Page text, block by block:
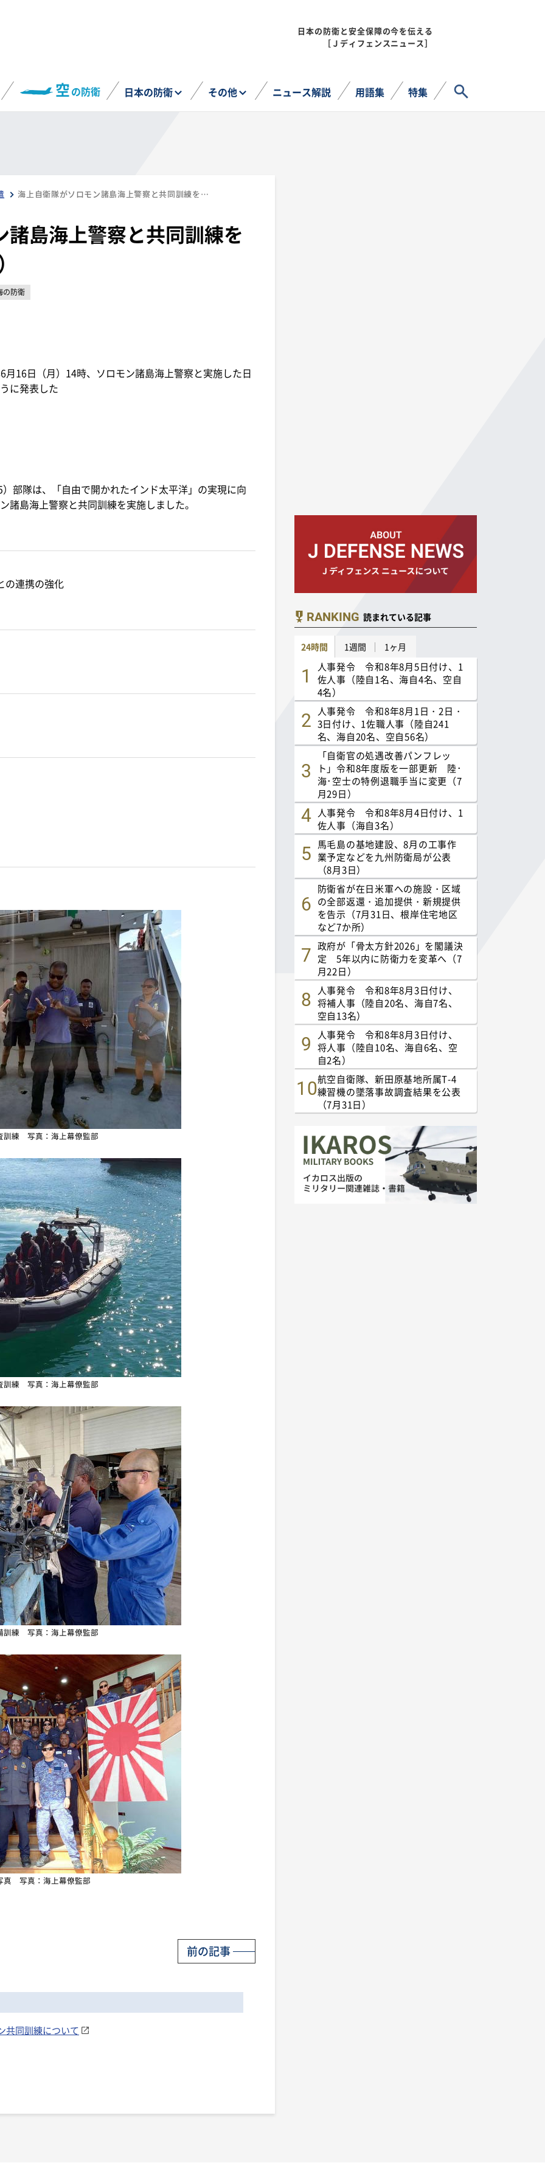
日本の防衛と安全保障の今を伝える
［Ｊディフェンスニュース］
空の防衛 日本の防衛 その他 ニュース解説 用語集 特集
海上自衛隊がソロモン諸島海上警察と共同訓練を実施（6月9日〜13日）
島海上警察と共同訓練を
の防衛
16日（月）14時、ソロモン諸島海上警察と実施した日
に発表した
部隊は、「自由で開かれたインド太平洋」の実現に向
島海上警察と共同訓練を実施しました。
の連携の強化
訓練 写真：海上幕僚監部
訓練 写真：海上幕僚監部
訓練 写真：海上幕僚監部
真 写真：海上幕僚監部
前の記事
共同訓練について
RANKING 読まれている記事
24時間 1週間 1ヶ月
人事発令 令和8年8月5日付け、1
佐人事（陸自1名、海自4名、空自
4名）
人事発令 令和8年8月1日・2日・
3日付け、1佐職人事（陸自241
名、海自20名、空自56名）
「自衛官の処遇改善パンフレッ
ト」令和8年度版を一部更新 陸･
海･空士の特例退職手当に変更（7
月29日）
人事発令 令和8年8月4日付け、1
佐人事（海自3名）
馬毛島の基地建設、8月の工事作
業予定などを九州防衛局が公表
（8月3日）
防衛省が在日米軍への施設・区域
の全部返還・追加提供・新規提供
を告示（7月31日、根岸住宅地区
など7か所）
政府が「骨太方針2026」を閣議決
定 5年以内に防衛力を変革へ（7
月22日）
人事発令 令和8年8月3日付け、
将補人事（陸自20名、海自7名、
空自13名）
人事発令 令和8年8月3日付け、
将人事（陸自10名、海自6名、空
自2名）
航空自衛隊、新田原基地所属T-4
練習機の墜落事故調査結果を公表
（7月31日）